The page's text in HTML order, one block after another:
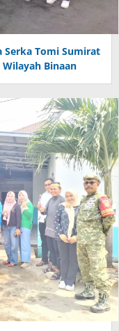
Serka Tomi Sumirat
Binaan